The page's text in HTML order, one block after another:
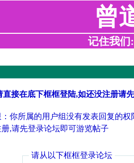
曾
记住我们
直接在底下框框登陆,如还没注册请
：你所属的用户组没有发表回复的权
,请先登录论坛即可游览帖子
请从以下框框登录论坛